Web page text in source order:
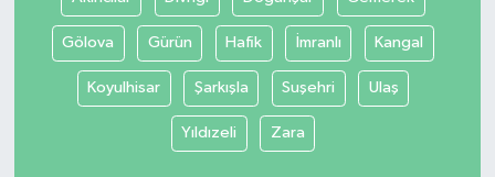
Gölova Gürün Hafik İmranlı Kangal
Koyulhisar Şarkışla Suşehri Ulaş
Yıldızeli Zara